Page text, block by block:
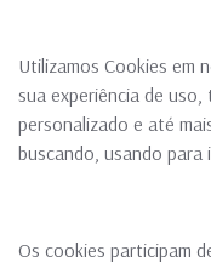
Utilizamos Cookies em
sua experiência de
personalizado e até
buscando, usando
Os cookies participam